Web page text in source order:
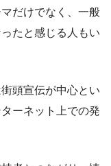
だけでなく、一般
たと感じる人もい
頭宣伝が中心とい
ーネット上での発